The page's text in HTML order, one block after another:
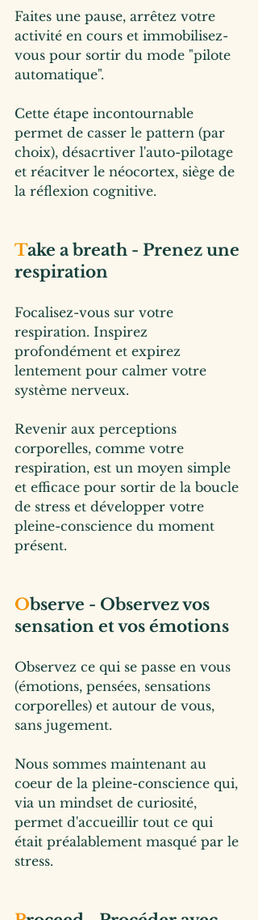
Faites une pause, arrêtez votre
activité en cours et immobilisez-
vous pour sortir du mode "pilote
automatique".
Cette étape incontournable
permet de casser le pattern (par
choix), désacrtiver l'auto-pilotage
et réacitver le néocortex, siège de
la réflexion cognitive.
Take a breath - Prenez une
respiration
Focalisez-vous sur votre
respiration. Inspirez
profondément et expirez
lentement pour calmer votre
système nerveux.
Revenir aux perceptions
corporelles, comme votre
respiration, est un moyen simple
et efficace pour sortir de la boucle
de stress et développer votre
pleine-conscience du moment
présent.
Observe - Observez vos
sensation et vos émotions
Observez ce qui se passe en vous
(émotions, pensées, sensations
corporelles) et autour de vous,
sans jugement.
Nous sommes maintenant au
coeur de la pleine-conscience qui,
via un mindset de curiosité,
permet d'accueillir tout ce qui
était préalablement masqué par le
stress.